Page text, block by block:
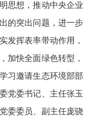
思想，推动中央企业
的突出问题，进一步
发挥表率带动作用，
加快全面绿色转型，
习邀请生态环境部部
党委书记、主任张玉
委委员、副主任庞骁